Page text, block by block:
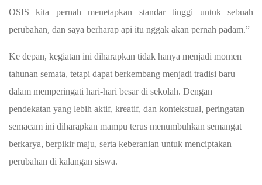
OSIS kita pernah menetapkan standar tinggi untuk sebuah
perubahan, dan saya berharap api itu nggak akan pernah padam.”
Ke depan, kegiatan ini diharapkan tidak hanya menjadi momen
tahunan semata, tetapi dapat berkembang menjadi tradisi baru
dalam memperingati hari-hari besar di sekolah. Dengan
pendekatan yang lebih aktif, kreatif, dan kontekstual, peringatan
semacam ini diharapkan mampu terus menumbuhkan semangat
berkarya, berpikir maju, serta keberanian untuk menciptakan
perubahan di kalangan siswa.